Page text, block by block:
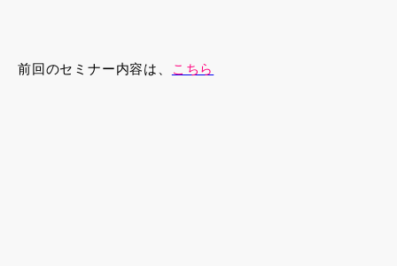
前回のセミナー内容は、 こちら